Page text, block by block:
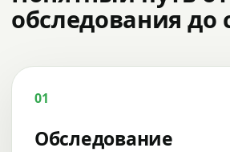
обследования до
01
Обследование